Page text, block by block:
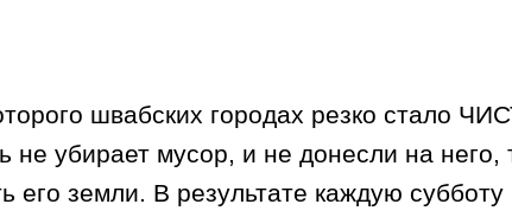
швабских городах резко стало
убирает мусор, и не донесли на него,
его земли. В результате каждую